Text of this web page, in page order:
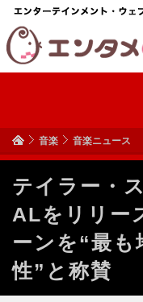
音楽 音楽ニュース
テイラー・
ALをリリー
ーンを“最も
性”と称賛